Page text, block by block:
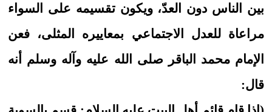
بين الناس دون العدّ، ويكون تقسيمه على السواء
مراعاة للعدل الاجتماعي بمعاييره المثلى، فعن
الإمام محمد الباقر صلى الله عليه وآله وسلم أنه
قال: